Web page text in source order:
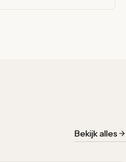
Bekijk alles